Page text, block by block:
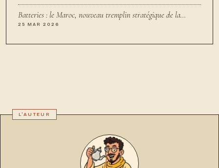
Batteries : le Maroc, nouveau tremplin stratégique de la…
25 MAR 2026